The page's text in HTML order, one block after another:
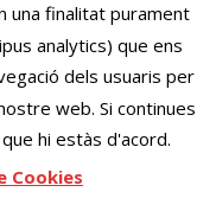
una finalitat purament
analytics) que ens
dels usuaris per
web. Si continues
hi estàs d'acord.
Cookies